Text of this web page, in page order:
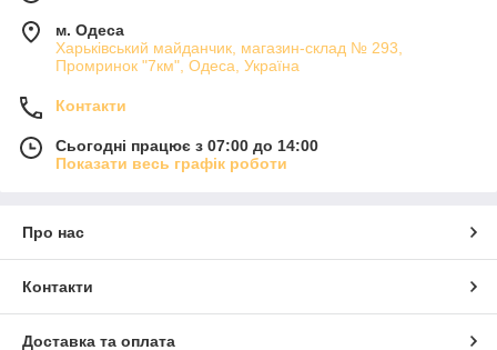
м. Одеса
Харьківський майданчик, магазин-склад № 293,
Промринок "7км", Одеса, Україна
Контакти
Сьогодні працює з 07:00 до 14:00
Показати весь графік роботи
Про нас
Контакти
Доставка та оплата